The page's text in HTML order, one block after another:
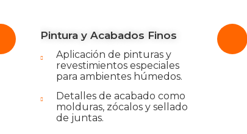
Pintura y Acabados Finos
Aplicación de pinturas y
revestimientos especiales
para ambientes húmedos.
Detalles de acabado como
molduras, zócalos y sellado
de juntas.